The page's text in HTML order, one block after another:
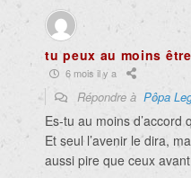
tu peux au moins
6 mois il y a
Répondre à Pôpa
Es-tu au moins d’accord
Et seul l’avenir le dira,
aussi pire que ceux